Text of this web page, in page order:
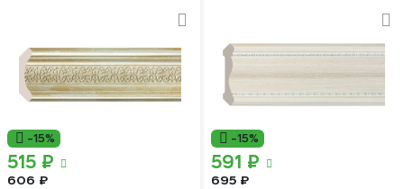
-15%
515 ₽
606 ₽
-15%
591 ₽
695 ₽